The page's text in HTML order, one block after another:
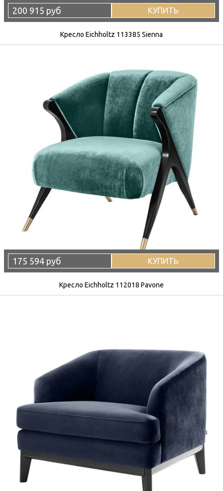
200 915 руб КУПИТЬ
Кресло Eichholtz 113385 Sienna
175 594 руб КУПИТЬ
Кресло Eichholtz 112018 Pavone